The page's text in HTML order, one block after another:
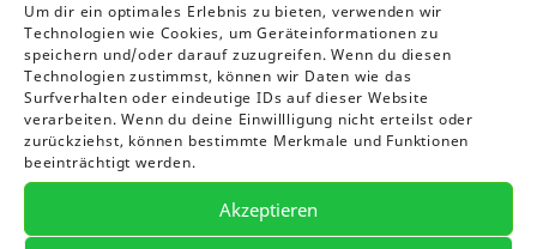
Um dir ein optimales Erlebnis zu bieten, verwenden wir
Technologien wie Cookies, um Geräteinformationen zu
speichern und/oder darauf zuzugreifen. Wenn du diesen
Technologien zustimmst, können wir Daten wie das
Surfverhalten oder eindeutige IDs auf dieser Website
verarbeiten. Wenn du deine Einwillligung nicht erteilst oder
zurückziehst, können bestimmte Merkmale und Funktionen
beeinträchtigt werden.
Akzeptieren
Kategorie:Kinder
Home Produkte Kleider Kinder
Einzelnes Ergebnis wird angezeigt